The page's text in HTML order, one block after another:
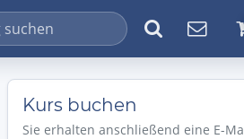
Kurs buchen
Sie erhalten anschließend eine E-